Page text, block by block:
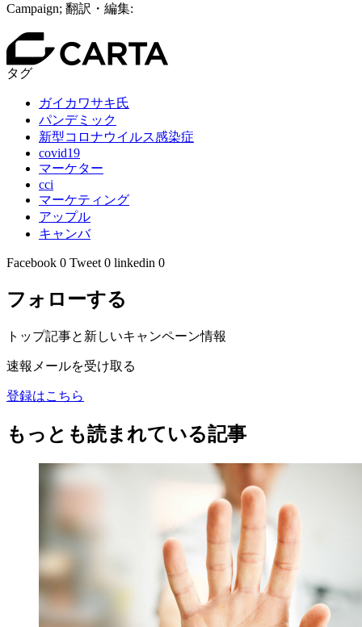
Campaign; 翻訳・編集:
タグ
ガイカワサキ氏
パンデミック
新型コロナウイルス感染症
covid19
マーケター
cci
マーケティング
アップル
キャンバ
Facebook 0 Tweet 0 linkedin 0
フォローする
トップ記事と新しいキャンペーン情報
速報メールを受け取る
登録はこちら
もっとも読まれている記事